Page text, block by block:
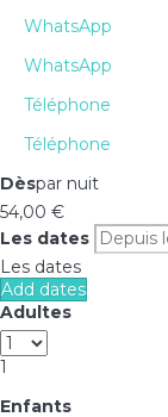
WhatsApp
WhatsApp
Téléphone
Téléphone
Dèspar nuit
54,00 €
Les dates
Les dates
Add dates
Adultes
1
Enfants